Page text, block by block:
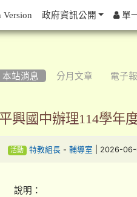
本站消息 分月文章 電子
平興國中辦理114學年
活動 特教組長- 輔導室 | 2026-
說明：
Version 政府資訊公開 單